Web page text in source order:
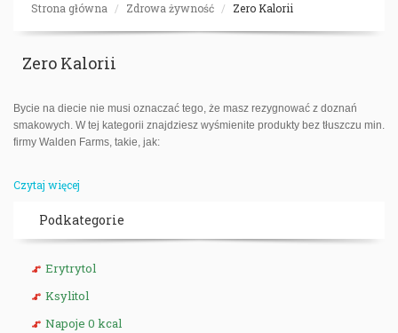
Strona główna Zdrowa żywność Zero Kalorii
Zero Kalorii
Bycie na diecie nie musi oznaczać tego, że masz rezygnować z doznań
smakowych. W tej kategorii znajdziesz wyśmienite produkty bez tłuszczu min.
firmy Walden Farms, takie, jak:
Sosy do potraw
Czytaj więcej
Podkategorie
Erytrytol
Ksylitol
Napoje 0 kcal